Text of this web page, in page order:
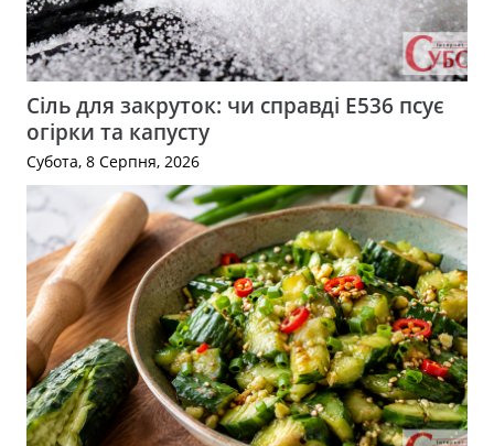
Сіль для закруток: чи справді Е536 псує
огірки та капусту
Субота, 8 Серпня, 2026